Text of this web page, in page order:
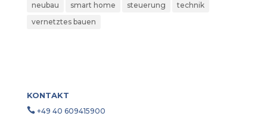
neubau
smart home steuerung
technik
vernetztes bauen
KONTAKT
 +49 40 609415900